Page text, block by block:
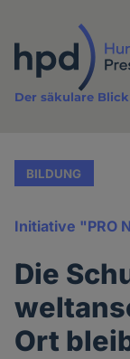
Inhalt
Der säkulare
BILDUNG
Initiative "PRO
Die
Ort